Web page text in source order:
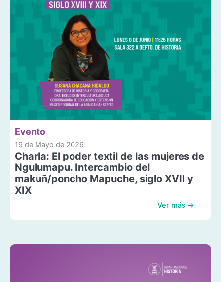
Evento
19 de Mayo de 2026
Charla: El poder textil de las mujeres de
Ngulumapu. Intercambio del
makuñ/poncho Mapuche, siglo XVII y
XIX
Ver más →